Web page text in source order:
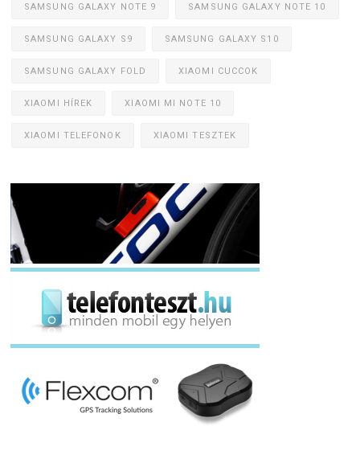
SAMSUNG GALAXY NOTE 9 SAMSUNG GALAXY NOTE 10
SAMSUNG GALAXY S9 SAMSUNG GALAXY S10
SAMSUNG GALAXY FOLD XIAOMI CUCCOK
XIAOMI HÍREK XIAOMI MI NOTE 10
XIAOMI TELEFONOK XIAOMI TESZTEK